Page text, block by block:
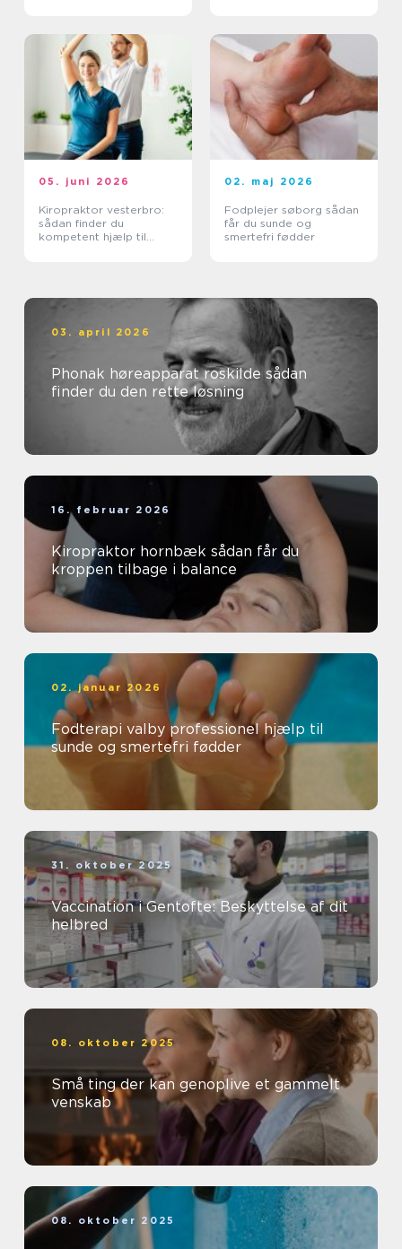
05. juni 2026
Kiropraktor vesterbro:
sådan finder du
kompetent hjælp til
02. maj 2026
Fodplejer søborg sådan
får du sunde og
smertefri fødder
03. april 2026
Phonak høreapparat roskilde sådan
finder du den rette løsning
16. februar 2026
Kiropraktor hornbæk sådan får du
kroppen tilbage i balance
02. januar 2026
Fodterapi valby professionel hjælp til
sunde og smertefri fødder
31. oktober 2025
Vaccination i Gentofte: Beskyttelse af dit
helbred
08. oktober 2025
Små ting der kan genoplive et gammelt
venskab
08. oktober 2025